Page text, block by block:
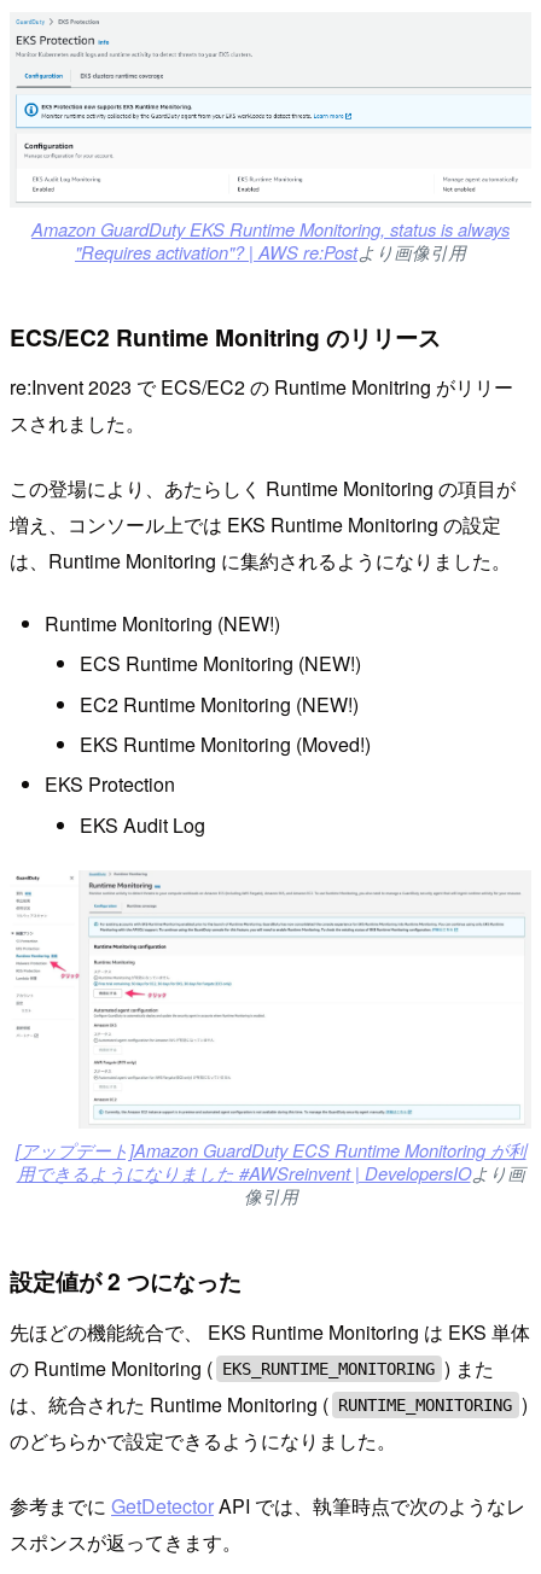
Amazon GuardDuty EKS Runtime Monitoring, status is always
"Requires activation"? | AWS re:Postより画像引用
ECS/EC2 Runtime Monitring のリリース
re:Invent 2023 で ECS/EC2 の Runtime Monitring がリリー
スされました。
この登場により、あたらしく Runtime Monitoring の項目が
増え、コンソール上では EKS Runtime Monitoring の設定
は、Runtime Monitoring に集約されるようになりました。
Runtime Monitoring (NEW!)
ECS Runtime Monitoring (NEW!)
EC2 Runtime Monitoring (NEW!)
EKS Runtime Monitoring (Moved!)
EKS Protection
EKS Audit Log
[アップデート]Amazon GuardDuty ECS Runtime Monitoring が利
用できるようになりました #AWSreinvent | DevelopersIOより画
像引用
設定値が 2 つになった
先ほどの機能統合で、 EKS Runtime Monitoring は EKS 単体
の Runtime Monitoring ( EKS_RUNTIME_MONITORING ) また
は、統合された Runtime Monitoring ( RUNTIME_MONITORING )
のどちらかで設定できるようになりました。
参考までに GetDetectorAPI では、執筆時点で次のようなレ
スポンスが返ってきます。